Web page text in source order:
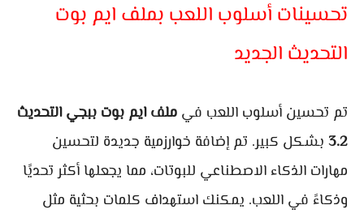
تحسينات أسلوب اللعب بملف ايم بوت
التحديث الجديد
تم تحسين أسلوب اللعب في ملف ايم بوت ببجي التحديث
3.2 بشكل كبير. تم إضافة خوارزمية جديدة لتحسين
مهارات الذكاء الاصطناعي للبوتات، مما يجعلها أكثر تحديًا
وذكاءً في اللعب. يمكنك استهداف كلمات بحثية مثل